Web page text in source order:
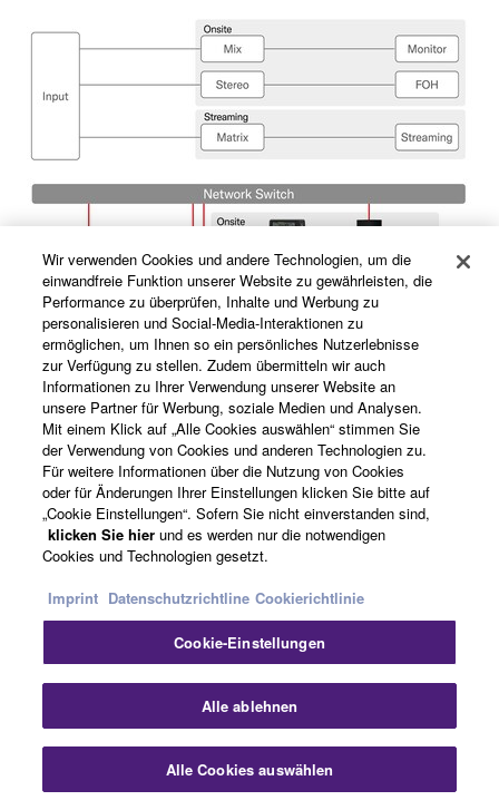
Ein umfassendes Paket an Streaming-
Funktionen
Die DM3-Serie vereint alle für das Streaming
erforderlichen Funktionen in einem kompakten
Gehäuse. Die Konsolen sind mit zahlreichen analogen
Ein- und Ausgängen und USB-Anschlüssen
ausgestattet. Diese ermöglichen es, den Mix direkt an
einen Computer mit einer Streaming-Software zu
übertragen. Das völlig flexible Audio-Routing bietet ein
maximales Maß an Freiheit und ermöglicht etwa das
separate Mischen von Audio für die Beschallung vor Ort
und für das Streaming.
Darüber hinaus eignet sich das mit Dante ausgestattete
DM3* sowohl für den Standalone-Betrieb, als auch für
Wir verwenden Cookies und andere Technologien, um die
einwandfreie Funktion unserer Website zu gewährleisten, die
Performance zu überprüfen, Inhalte und Werbung zu
personalisieren und Social-Media-Interaktionen zu
ermöglichen, um Ihnen so ein persönliches Nutzerlebnisse
zur Verfügung zu stellen. Zudem übermitteln wir auch
Informationen zu Ihrer Verwendung unserer Website an
unsere Partner für Werbung, soziale Medien und Analysen.
Mit einem Klick auf „Alle Cookies auswählen“ stimmen Sie
der Verwendung von Cookies und anderen Technologien zu.
Für weitere Informationen über die Nutzung von Cookies
oder für Änderungen Ihrer Einstellungen klicken Sie bitte auf
„Cookie Einstellungen“. Sofern Sie nicht einverstanden sind,
klicken Sie hier und es werden nur die notwendigen
Cookies und Technologien gesetzt.
Imprint Datenschutzrichtline Cookierichtlinie
Cookie-Einstellungen
Alle ablehnen
Alle Cookies auswählen